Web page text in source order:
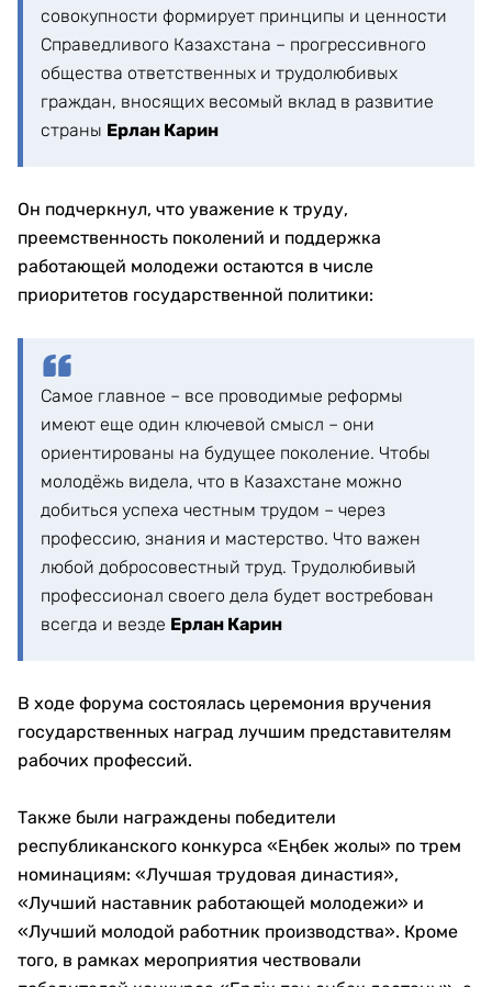
совокупности формирует принципы и ценности
Справедливого Казахстана – прогрессивного
общества ответственных и трудолюбивых
граждан, вносящих весомый вклад в развитие
страны Ерлан Карин
Он подчеркнул, что уважение к труду,
преемственность поколений и поддержка
работающей молодежи остаются в числе
приоритетов государственной политики:
Самое главное – все проводимые реформы
имеют еще один ключевой смысл – они
ориентированы на будущее поколение. Чтобы
молодёжь видела, что в Казахстане можно
добиться успеха честным трудом – через
профессию, знания и мастерство. Что важен
любой добросовестный труд. Трудолюбивый
профессионал своего дела будет востребован
всегда и везде Ерлан Карин
В ходе форума состоялась церемония вручения
государственных наград лучшим представителям
рабочих профессий.
Также были награждены победители
республиканского конкурса «Еңбек жолы» по трем
номинациям: «Лучшая трудовая династия»,
«Лучший наставник работающей молодежи» и
«Лучший молодой работник производства». Кроме
того, в рамках мероприятия чествовали